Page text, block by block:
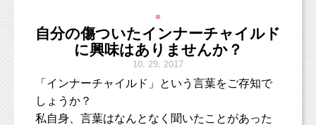
今日の朝フォト！は、5歳の七五三記念で撮影に来てくれた、
男の子のお写真のご紹介です！
２パターンお選びいただける背景は、
和装で水色の背景もカジュアルな雰囲気になって素敵です。
■
自分の傷ついたインナーチャイルド
に興味はありませんか？
10. 29. 2017
「インナーチャイルド」という言葉をご存知で
しょうか？
私自身、言葉はなんとなく聞いたことがあった